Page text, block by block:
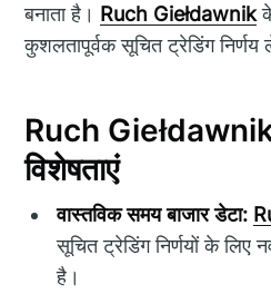
बनाता है। Ruch Giełdawnikके
कुशलतापूर्वक सूचित ट्रेडिंग
Ruch
विशेषताएं
वास्तविक समय बाजार डेटा:
सूचित ट्रेडिंग निर्णयों के लिए
है।